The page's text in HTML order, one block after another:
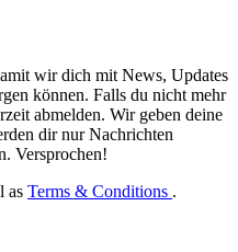
wir dich mit News, Updates
können. Falls du nicht mehr
abmelden. Wir geben deine
dir nur Nachrichten
Versprochen!
as Terms & Conditions .